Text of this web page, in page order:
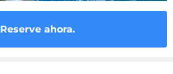
Reserve ahora.